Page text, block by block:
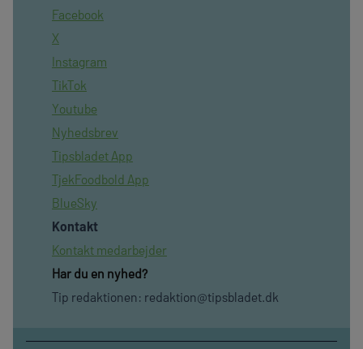
Facebook
X
Instagram
TikTok
Youtube
Nyhedsbrev
Tipsbladet App
TjekFoodbold App
BlueSky
Kontakt
Kontakt medarbejder
Har du en nyhed?
Tip redaktionen: redaktion@tipsbladet.dk